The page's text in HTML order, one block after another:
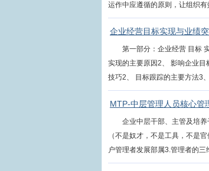
运作中应遵循的原则，让组织
企业经营目标实现与业绩
第一部分：企业经营 目标
实现的主要原因2、 影响企业
技巧2、 目标跟踪的主要方法3
MTP-中层管理人员核心管
企业中层干部、主管及培
（不是奴才，不是工具，不是
户管理者发展部属3.管理者的